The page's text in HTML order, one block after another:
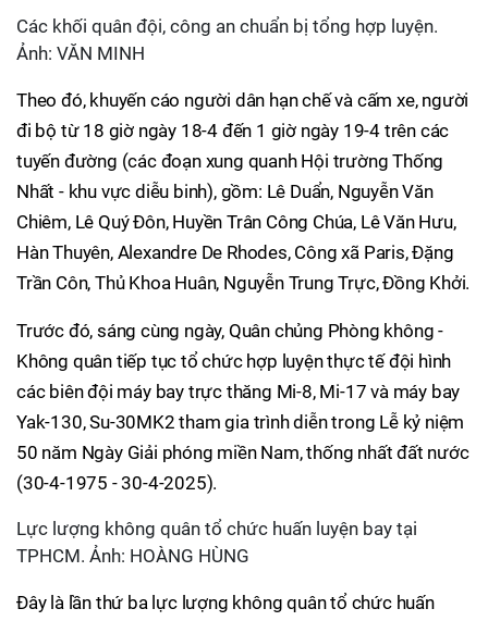
Các khối quân đội, công an chuẩn bị tổng hợp luyện.
Ảnh: VĂN MINH
Theo đó, khuyến cáo người dân hạn chế và cấm xe, người
đi bộ từ 18 giờ ngày 18-4 đến 1 giờ ngày 19-4 trên các
tuyến đường (các đoạn xung quanh Hội trường Thống
Nhất - khu vực diễu binh), gồm: Lê Duẩn, Nguyễn Văn
Chiêm, Lê Quý Đôn, Huyền Trân Công Chúa, Lê Văn Hưu,
Hàn Thuyên, Alexandre De Rhodes, Công xã Paris, Đặng
Trần Côn, Thủ Khoa Huân, Nguyễn Trung Trực, Đồng Khởi.
Trước đó, sáng cùng ngày, Quân chủng Phòng không -
Không quân tiếp tục tổ chức hợp luyện thực tế đội hình
các biên đội máy bay trực thăng Mi-8, Mi-17 và máy bay
Yak-130, Su-30MK2 tham gia trình diễn trong Lễ kỷ niệm
50 năm Ngày Giải phóng miền Nam, thống nhất đất nước
(30-4-1975 - 30-4-2025).
Lực lượng không quân tổ chức huấn luyện bay tại
TPHCM. Ảnh: HOÀNG HÙNG
Đây là lần thứ ba lực lượng không quân tổ chức huấn